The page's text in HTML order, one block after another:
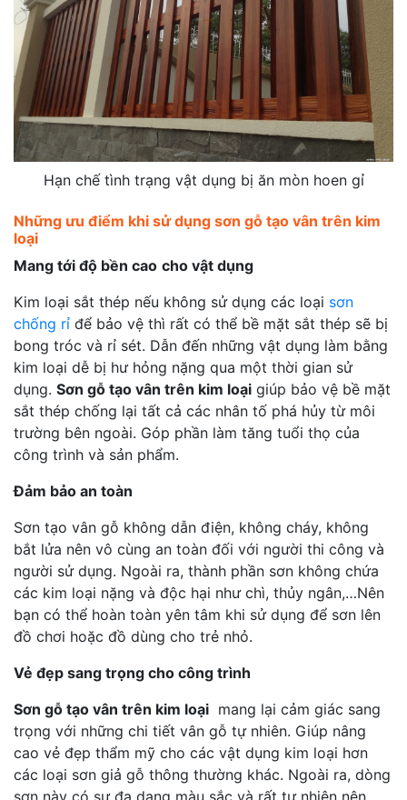
Hạn chế tình trạng vật dụng bị ăn mòn hoen gỉ
Những ưu điểm khi sử dụng sơn gỗ tạo vân trên kim
loại
Mang tới độ bền cao cho vật dụng
Kim loại sắt thép nếu không sử dụng các loại sơn
chống rỉ để bảo vệ thì rất có thể bề mặt sắt thép sẽ bị
bong tróc và rỉ sét. Dẫn đến những vật dụng làm bằng
kim loại dễ bị hư hỏng nặng qua một thời gian sử
dụng. Sơn gỗ tạo vân trên kim loại giúp bảo vệ bề mặt
sắt thép chống lại tất cả các nhân tố phá hủy từ môi
trường bên ngoài. Góp phần làm tăng tuổi thọ của
công trình và sản phẩm.
Đảm bảo an toàn
Sơn tạo vân gỗ không dẫn điện, không cháy, không
bắt lửa nên vô cùng an toàn đối với người thi công và
người sử dụng. Ngoài ra, thành phần sơn không chứa
các kim loại nặng và độc hại như chì, thủy ngân,…Nên
bạn có thể hoàn toàn yên tâm khi sử dụng để sơn lên
đồ chơi hoặc đồ dùng cho trẻ nhỏ.
Vẻ đẹp sang trọng cho công trình
Sơn gỗ tạo vân trên kim loại mang lại cảm giác sang
trọng với những chi tiết vân gỗ tự nhiên. Giúp nâng
cao vẻ đẹp thẩm mỹ cho các vật dụng kim loại hơn
các loại sơn giả gỗ thông thường khác. Ngoài ra, dòng